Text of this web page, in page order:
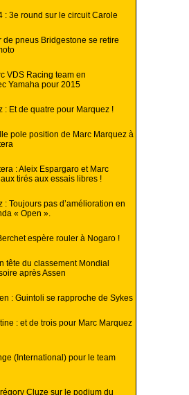
: 3e round sur le circuit Carole
de pneus Bridgestone se retire
VDS Racing team en
Yamaha pour 2015
: Et de quatre pour Marquez !
pole position de Marc Marquez à
: Aleix Espargaro et Marc
tirés aux essais libres !
: Toujours pas d’amélioration en
« Open ».
espère rouler à Nogaro !
tête du classement Mondial
après Assen
: Guintoli se rapproche de Sykes
: et de trois pour Marc Marquez
(International) pour le team
Cluze sur le podium du